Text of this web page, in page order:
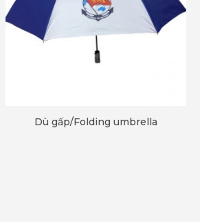
Dù gấp/Folding umbrella